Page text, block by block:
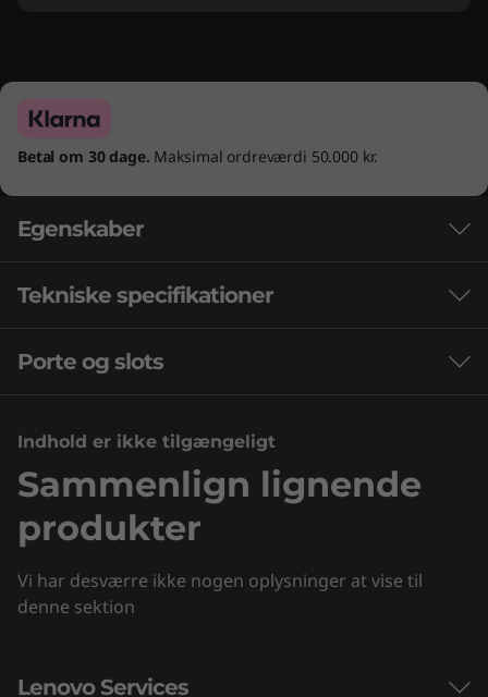
Betal om 30 dage. Maksimal ordreværdi 50.000 kr.
Egenskaber
Spil uden kompromis
Vær alt, hvad du ønsker at være, både i spillet
med de seneste Intel®Core™ HX-processorer.
Tekniske specifikationer
Ydeevne
Lenovo AI Engine+ Support / LA1
Batteri
60 wattimer Rapid Charge Pro
Lyd
2x2W højttalersystem med Nahimic Audio
Indbygget 5MP QHD-webkamera med 2x
Porte og slots
Indhold er ikke tilgængeligt
Sammenlign lignende
produkter
Vi har desværre ikke nogen oplysninger at vise til
denne sektion
Lenovo Services